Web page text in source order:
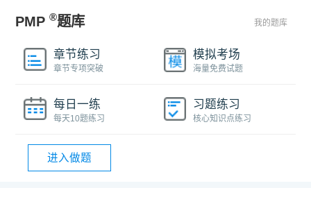
PMP®题库 我的题库
章节练习
章节专项突破
模拟考场
海量免费试题
每日一练
每天10题练习
习题练习
核心知识点练习
进入做题